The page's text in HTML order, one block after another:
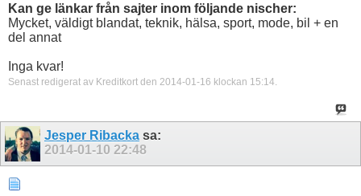
Kan ge länkar från sajter inom följande nischer:
Mycket, väldigt blandat, teknik, hälsa, sport, mode, bil + en
del annat
Inga kvar!
Senast redigerat av Kreditkort den 2014-01-16 klockan 15:14.
Jesper Ribacka sa:
2014-01-10 22:48